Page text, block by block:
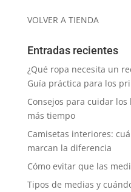
VOLVER A TIENDA
Entradas recientes
¿Qué ropa necesita un
Guía práctica para los
Consejos para cuidar
más tiempo
Camisetas interiores:
marcan la diferencia
Cómo evitar que las
Tipos de medias y